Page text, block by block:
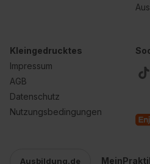
Kleingedrucktes
Impressum
AGB
Datenschutz
Nutzungsbedingungen
Ausbildung.de